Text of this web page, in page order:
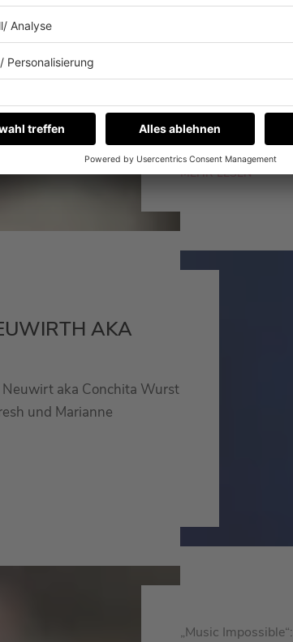
DAS MAG
CONTEST!
Conchita Wurst
ist Conchita
Eurovision Song
MEHR LESEN
AKA
Neuwirt aka Conchita Wurst
und Marianne
„Music Impossible“: